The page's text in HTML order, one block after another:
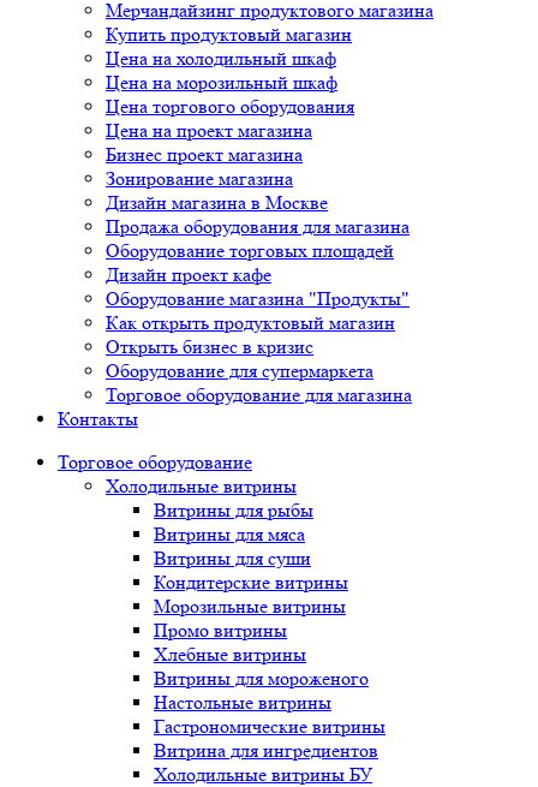
Мерчандайзинг продуктового магазина
Купить продуктовый магазин
Цена на холодильный шкаф
Цена на морозильный шкаф
Цена торгового оборудования
Цена на проект магазина
Бизнес проект магазина
Зонирование магазина
Дизайн магазина в Москве
Продажа оборудования для магазина
Оборудование торговых площадей
Дизайн проект кафе
Оборудование магазина "Продукты"
Как открыть продуктовый магазин
Открыть бизнес в кризис
Оборудование для супермаркета
Торговое оборудование для магазина
Контакты
Торговое оборудованиe
Холодильные витрины
Витрины для рыбы
Витрины для мяса
Витрины для суши
Кондитерские витрины
Морозильные витрины
Промо витрины
Хлебные витрины
Витрины для мороженого
Настольные витрины
Гастрономические витрины
Витрина для ингредиентов
Холодильные витрины БУ